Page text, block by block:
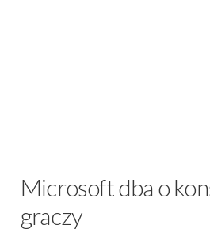
Microsoft dba o
graczy